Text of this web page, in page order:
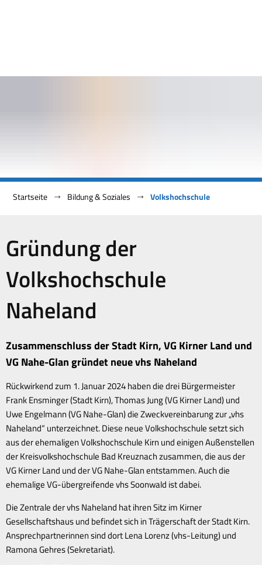
Startseite Bildung & Soziales Volkshochschule
Gründung der
Volkshochschule
Naheland
Zusammenschluss der Stadt Kirn, VG Kirner Land und
VG Nahe-Glan gründet neue vhs Naheland
Rückwirkend zum 1. Januar 2024 haben die drei Bürgermeister
Frank Ensminger (Stadt Kirn), Thomas Jung (VG Kirner Land) und
Uwe Engelmann (VG Nahe-Glan) die Zweckvereinbarung zur „vhs
Naheland“ unterzeichnet. Diese neue Volkshochschule setzt sich
aus der ehemaligen Volkshochschule Kirn und einigen Außenstellen
der Kreisvolkshochschule Bad Kreuznach zusammen, die aus der
VG Kirner Land und der VG Nahe-Glan entstammen. Auch die
ehemalige VG-übergreifende vhs Soonwald ist dabei.
Die Zentrale der vhs Naheland hat ihren Sitz im Kirner
Gesellschaftshaus und befindet sich in Trägerschaft der Stadt Kirn.
Ansprechpartnerinnen sind dort Lena Lorenz (vhs-Leitung) und
Ramona Gehres (Sekretariat).